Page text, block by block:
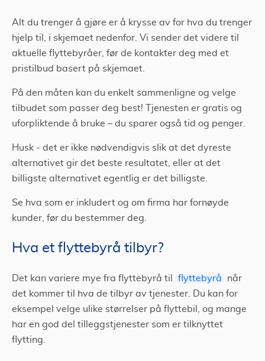
Alt du trenger å gjøre er å krysse av for hva du trenger
hjelp til, i skjemaet nedenfor. Vi sender det videre til
aktuelle flyttebyråer, før de kontakter deg med et
pristilbud basert på skjemaet.
På den måten kan du enkelt sammenligne og velge
tilbudet som passer deg best! Tjenesten er gratis og
uforpliktende å bruke – du sparer også tid og penger.
Husk - det er ikke nødvendigvis slik at det dyreste
alternativet gir det beste resultatet, eller at det
billigste alternativet egentlig er det billigste.
Se hva som er inkludert og om firma har fornøyde
kunder, før du bestemmer deg.
Hva et flyttebyrå tilbyr?
Det kan variere mye fra flyttebyrå til flyttebyrå
når
det kommer til hva de tilbyr av tjenester. Du kan for
eksempel velge ulike størrelser på flyttebil, og mange
har en god del tilleggstjenester som er tilknyttet
flytting.